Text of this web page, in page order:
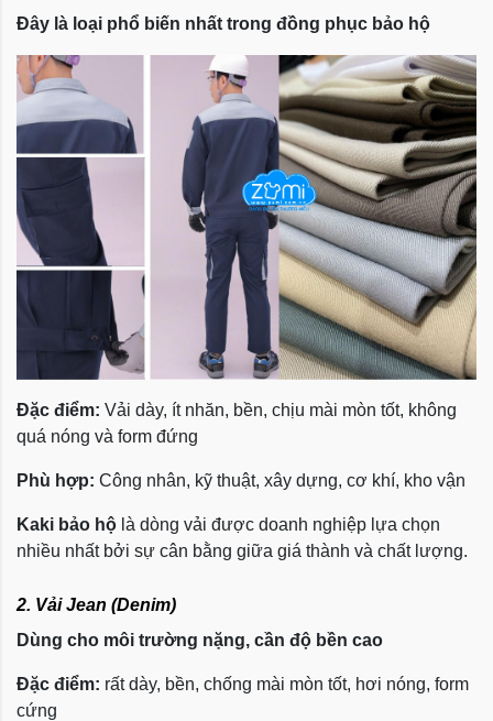
Đây là loại phổ biến nhất trong đồng phục bảo hộ
Đặc điểm: Vải dày, ít nhăn, bền, chịu mài mòn tốt, không
quá nóng và form đứng
Phù hợp: Công nhân, kỹ thuật, xây dựng, cơ khí, kho vận
Kaki bảo hộ là dòng vải được doanh nghiệp lựa chọn
nhiều nhất bởi sự cân bằng giữa giá thành và chất lượng.
2. Vải Jean (Denim)
Dùng cho môi trường nặng, cần độ bền cao
Đặc điểm: rất dày, bền, chống mài mòn tốt, hơi nóng, form
cứng